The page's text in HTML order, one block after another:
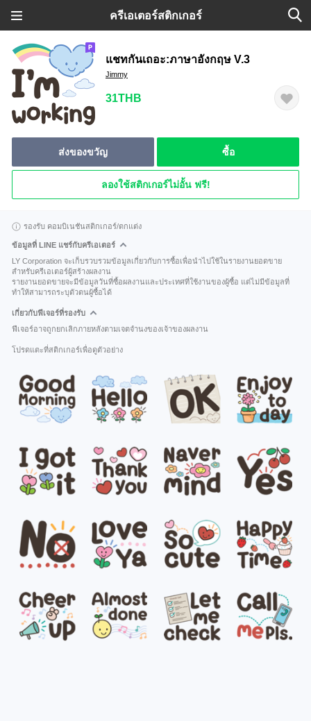
ครีเอเตอร์สติกเกอร์
แชทกันเถอะ:ภาษาอังกฤษ V.3
Jimmy
31THB
ส่งของขวัญ ซื้อ
ลองใช้สติกเกอร์ไม่อั้น ฟรี!
รองรับ คอมบิเนชันสติกเกอร์/ตกแต่ง
ข้อมูลที่ LINE แชร์กับครีเอเตอร์
LY Corporation จะเก็บรวบรวมข้อมูลเกี่ยวกับการซื้อเพื่อนำไปใช้ในรายงานยอดขาย
สำหรับครีเอเตอร์ผู้สร้างผลงาน
รายงานยอดขายจะมีข้อมูลวันที่ซื้อผลงานและประเทศที่ใช้งานของผู้ซื้อ แต่ไม่มีข้อมูลที่
ทำให้สามารถระบุตัวตนผู้ซื้อได้
เกี่ยวกับฟีเจอร์ที่รองรับ
ฟีเจอร์อาจถูกยกเลิกภายหลังตามเจตจำนงของเจ้าของผลงาน
โปรดแตะที่สติกเกอร์เพื่อดูตัวอย่าง